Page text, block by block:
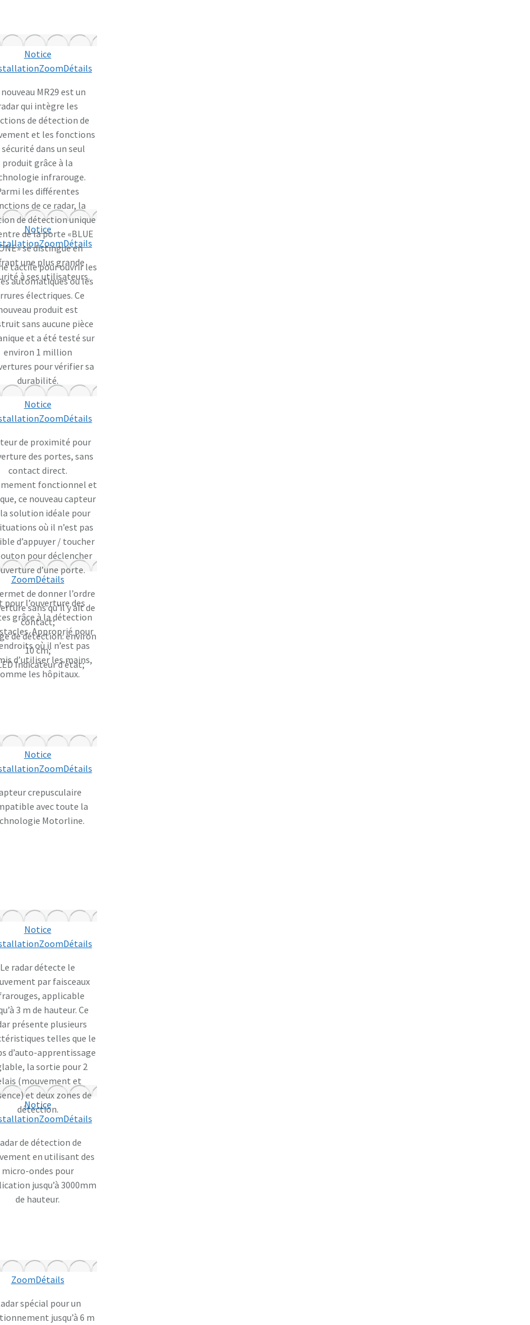
Notice
ZoomDétails
nouveau MR29 est un
qui intègre les
de détection de
et les fonctions
sécurité dans un seul
produit grâce à la
infrarouge.
les différentes
de ce radar, la
de détection unique
de la porte «BLUE
se distingue en
une plus grande
à ses utilisateurs.
Notice
ZoomDétails
tactile pour ouvrir les
automatiques ou les
électriques. Ce
produit est
sans aucune pièce
et a été testé sur
environ 1 million
pour vérifier sa
durabilité.
Notice
ZoomDétails
de proximité pour
des portes, sans
contact direct.
fonctionnel et
ce nouveau capteur
solution idéale pour
où il n’est pas
d’appuyer / toucher
pour déclencher
d’une porte.
de donner l’ordre
sans qu’il y ait de
contact;
de détection: environ
10 cm;
Indicateur d’état;
ZoomDétails
pour l’ouverture des
grâce à la détection
Approprié pour
où il n’est pas
d’utiliser les mains,
les hôpitaux.
Notice
ZoomDétails
crepusculaire
avec toute la
Motorline.
Notice
ZoomDétails
Le radar détecte le
par faisceaux
applicable
3 m de hauteur. Ce
présente plusieurs
telles que le
d’auto-apprentissage
la sortie pour 2
(mouvement et
et deux zones de
détection.
Notice
ZoomDétails
de détection de
en utilisant des
micro-ondes pour
jusqu’à 3000mm
de hauteur.
ZoomDétails
spécial pour un
jusqu’à 6 m